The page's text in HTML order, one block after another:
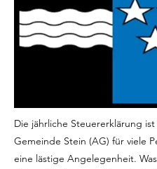
Die jährliche Steuererklärung
Gemeinde Stein (AG) für viele
eine lästige Angelegenheit.